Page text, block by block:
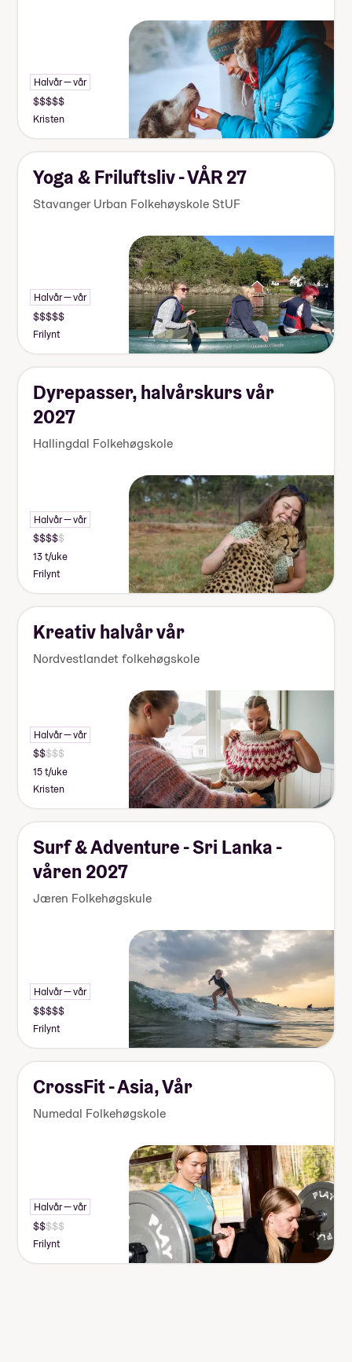
Halvår — vår
Kristen
Yoga & Friluftsliv - VÅR 27
Stavanger Urban Folkehøyskole StUF
Halvår — vår
Frilynt
Dyrepasser, halvårskurs vår
2027
Hallingdal Folkehøgskole
Halvår — vår
13 t/uke
Frilynt
Kreativ halvår vår
Nordvestlandet folkehøgskole
Halvår — vår
15 t/uke
Kristen
Surf & Adventure - Sri Lanka -
våren 2027
Jæren Folkehøgskule
Halvår — vår
Frilynt
CrossFit - Asia, Vår
Numedal Folkehøgskole
Halvår — vår
Frilynt